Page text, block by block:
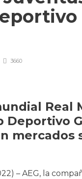
3660
Real
Deportivo
mercados
– AEG, la